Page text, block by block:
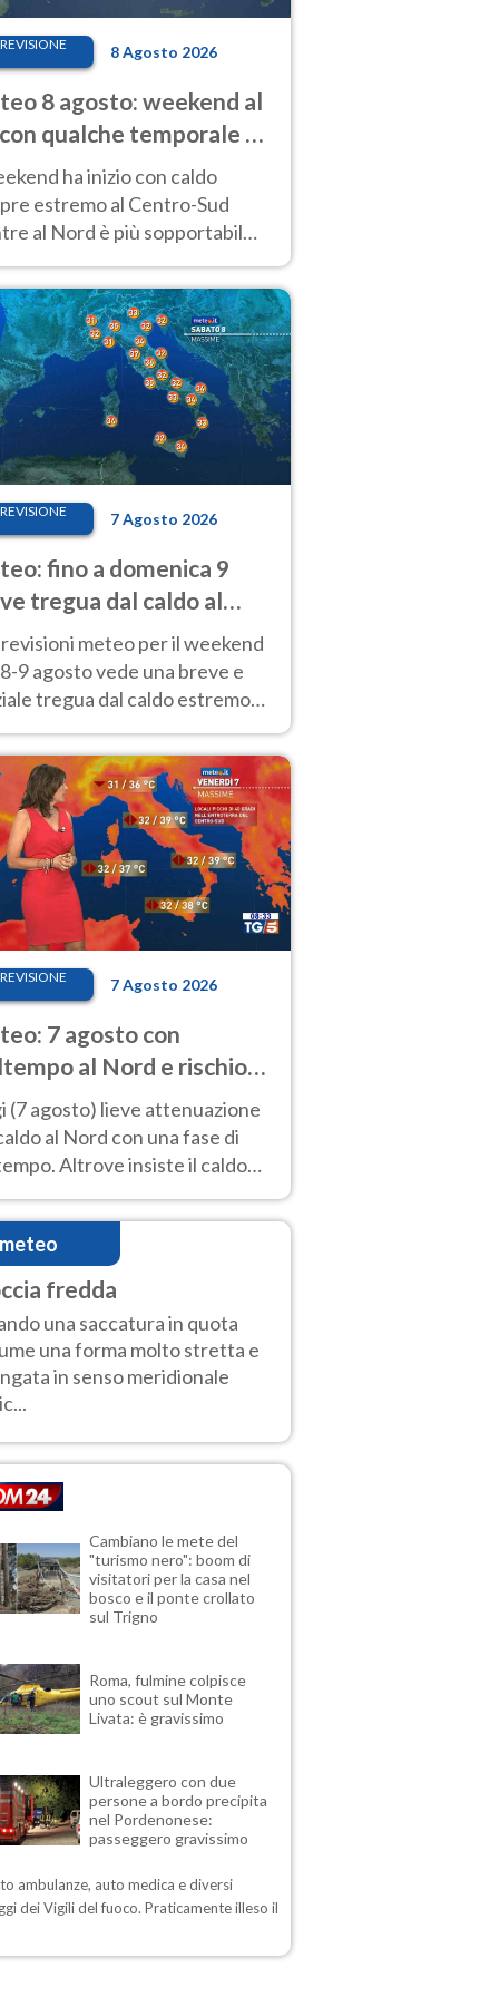
8 Agosto 2026
8 agosto: weekend al
qualche temporale e
estremo al Centro-Sud
ha inizio con caldo
estremo al Centro-Sud
al Nord è più sopportabile
sui rilievi.
7 Agosto 2026
fino a domenica 9
tregua dal caldo al
Altrove calura e afa
meteo per il weekend
9 agosto vede una breve e
tregua dal caldo estremo
7 Agosto 2026
7 agosto con
al Nord e rischio
Altrove caldo
(7 agosto) lieve attenuazione
al Nord con una fase di
Altrove insiste il caldo
con picchi di 40°C. Le
fredda
una saccatura in quota
una forma molto stretta e
in senso meridionale
Cambiano le mete del
"turismo nero": boom di
visitatori per la casa nel
bosco e il ponte crollato
sul Trigno
Roma, fulmine colpisce
uno scout sul Monte
Livata: è gravissimo
Ultraleggero con due
persone a bordo precipita
nel Pordenonese:
passeggero gravissimo
ambulanze, auto medica e diversi
dei Vigili del fuoco. Praticamente illeso il